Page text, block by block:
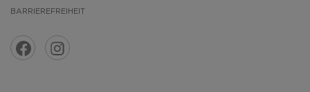
BARRIEREFREIHEIT